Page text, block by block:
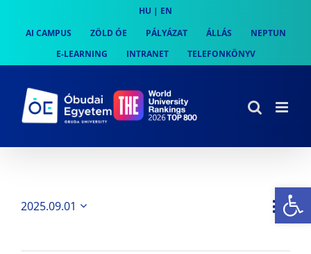
content
HU | EN
AI CAMPUS
ZÖLD ÓE PÁLYÁZAT ÁLLÁS
NEPTUN
E-LEARNING
INTRANET TELEFONKÖNYV
Nap
2025.09.01